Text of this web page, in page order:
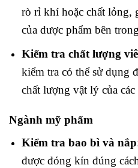
rò rỉ khí hoặc chất lỏng,
của dược phẩm bên
Kiểm tra chất lượng
kiểm tra có thể sử dụng
chất lượng vật lý của
Ngành mỹ phẩm
Kiểm tra bao bì và nắp
được đóng kín đúng